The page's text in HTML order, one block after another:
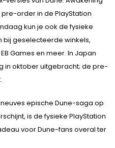
order in de PlayStation
kun je ook de fysieke
geselecteerde winkels,
Games en meer. In Japan
in oktober uitgebracht; de pre-
epische Dune-saga op
is de fysieke PlayStation
voor Dune-fans overal ter